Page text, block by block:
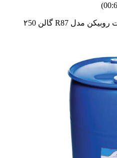
)
آنتی اسکالانت روبیکن مدل R87 گالن ۲50